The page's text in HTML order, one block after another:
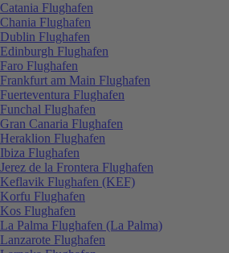
Catania Flughafen
Chania Flughafen
Dublin Flughafen
Edinburgh Flughafen
Faro Flughafen
Frankfurt am Main Flughafen
Fuerteventura Flughafen
Funchal Flughafen
Gran Canaria Flughafen
Heraklion Flughafen
Ibiza Flughafen
Jerez de la Frontera Flughafen
Keflavik Flughafen (KEF)
Korfu Flughafen
Kos Flughafen
La Palma Flughafen (La Palma)
Lanzarote Flughafen